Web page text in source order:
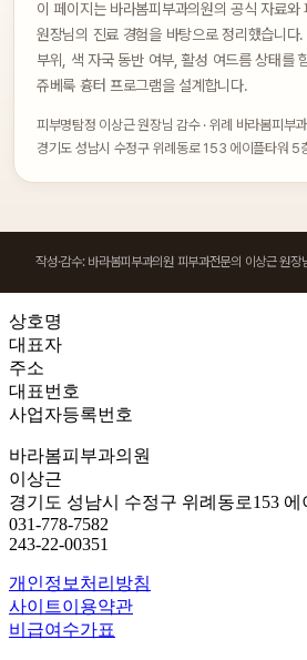
이 페이지는 바라봄피부과의원의 공식 자료와
원장님의 진료 경험을 바탕으로 정리했습니다
부위, 색 자국 동반 여부, 활성 여드름 상태를
쥬베룩 흉터 프로그램을 설계합니다.
피부명탐정 이상근 원장님 감수 · 위례 바라봄피부
경기도 성남시 수정구 위례동로 153 에이플타워
작성·감수: 바라봄피부과의원 피부과전문의 이상근
상호명
대표자
주소
대표번호
사업자등록번호
바라봄피부과의원
이상근
경기도 성남시 수정구 위례동로153 에
031-778-7582
243-22-00351
개인정보처리방침
사이트이용약관
비급여수가표